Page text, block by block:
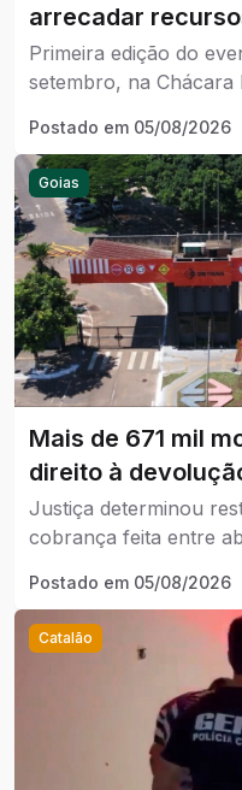
arrecadar
câncer em
Primeira edição do
setembro, na Chácara
Postado em 05/08/2026
Goias
Mais de 671 mil
direito à
Detran-GO.
Justiça determinou
cobrança feita entre
Postado em 05/08/2026
Catalão